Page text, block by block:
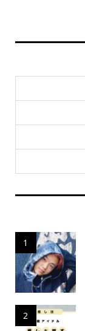
1
2